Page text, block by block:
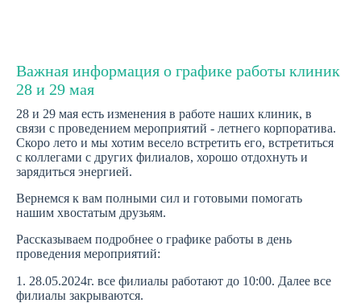
Важная информация о графике работы клиник
28 и 29 мая
28 и 29 мая есть изменения в работе наших клиник, в
связи с проведением мероприятий - летнего корпоратива.
Скоро лето и мы хотим весело встретить его, встретиться
с коллегами с других филиалов, хорошо отдохнуть и
зарядиться энергией.
Вернемся к вам полными сил и готовыми помогать
нашим хвостатым друзьям.
Рассказываем подробнее о графике работы в день
проведения мероприятий:
1. 28.05.2024г. все филиалы работают до 10:00. Далее все
филиалы закрываются.